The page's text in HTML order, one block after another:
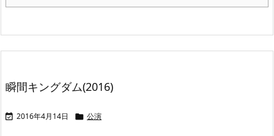
瞬間キングダム(2016)
 2016年4月14日  公演